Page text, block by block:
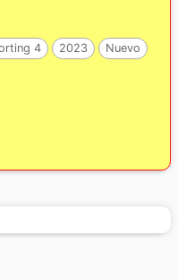
4 2023
Nuevo